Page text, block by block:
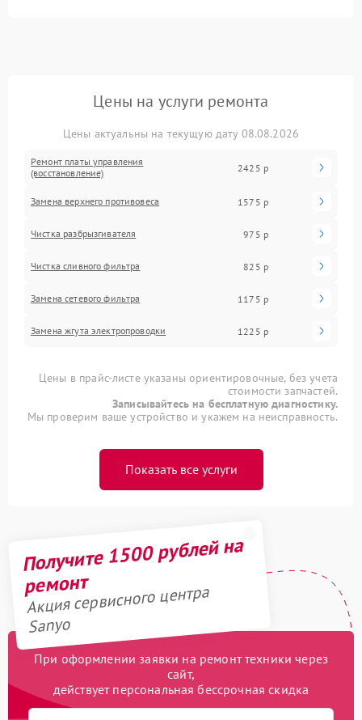
Цены на услуги ремонта
Цены актуальны на текущую дату 08.08.2026
Ремонт платы управления
(восстановление)
2425 р
Замена верхнего противовеса 1575 р
Чистка разбрызгивателя 975 р
Чистка сливного фильтра 825 р
Замена сетевого фильтра 1175 р
Замена жгута электропроводки 1225 р
Цены в прайс-листе указаны ориентировочные, без учета
стоимости запчастей.
Записывайтесь на бесплатную диагностику.
Мы проверим ваше устройство и укажем на неисправность.
Показать все услуги
Получите 1500 рублей на
ремонт
Акция сервисного центра
Sanyo
При оформлении заявки на ремонт техники через
сайт,
действует персональная бессрочная скидка